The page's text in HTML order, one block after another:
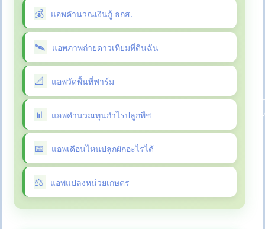
แอพคำนวณเงินกู้ ธกส.
แอพภาพถ่ายดาวเทียมที่ดินฉัน
แอพวัดพื้นที่ฟาร์ม
แอพคำนวณทุนกำไรปลูกพืช
แอพเดือนไหนปลูกผักอะไรได้
แอพแปลงหน่วยเกษตร